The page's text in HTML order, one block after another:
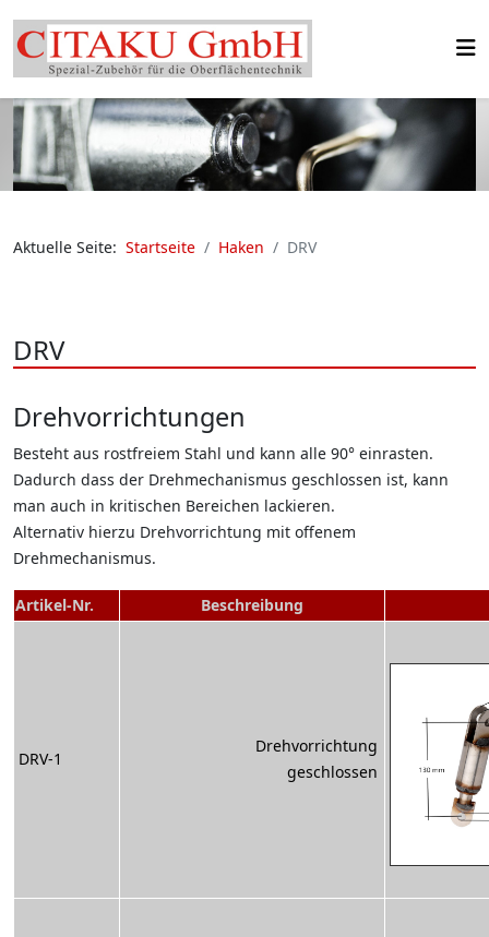
Aktuelle Seite: Startseite Haken DRV
DRV
Drehvorrichtungen
Besteht aus rostfreiem Stahl und kann alle 90° einrasten.
Dadurch dass der Drehmechanismus geschlossen ist, kann
man auch in kritischen Bereichen lackieren.
Alternativ hierzu Drehvorrichtung mit offenem
Drehmechanismus.
Artikel-Nr. Beschreibung
DRV-1
Drehvorrichtung
geschlossen